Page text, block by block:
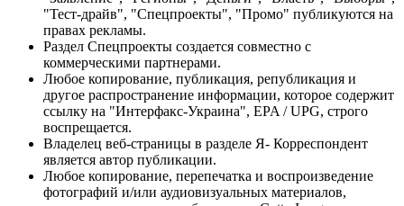
"Тест-драйв", "Спецпроекты", "Промо" публикуются на
правах рекламы.
Раздел Спецпроекты создается совместно с
коммерческими партнерами.
Любое копирование, публикация, републикация и
другое распространение информации, которое содержит
ссылку на "Интерфакс-Украина", EPA / UPG, строго
воспрещается.
Владелец веб-страницы в разделе Я- Корреспондент
является автор публикации.
Любое копирование, перепечатка и воспроизведение
фотографий и/или аудиовизуальных материалов,